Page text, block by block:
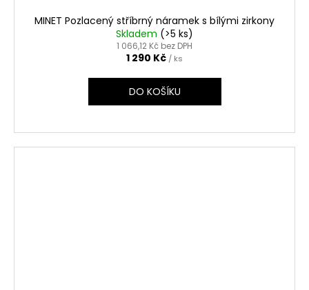
MINET Pozlacený stříbrný náramek s bílými zirkony
Skladem (>5 ks)
1 066,12 Kč bez DPH
1 290 Kč / ks
DO KOŠÍKU